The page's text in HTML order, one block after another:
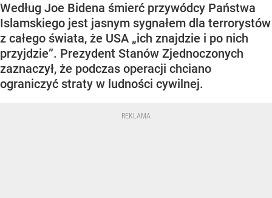
Według Joe Bidena śmierć przywódcy Państwa
Islamskiego jest jasnym sygnałem dla terrorystów
z całego świata, że USA „ich znajdzie i po nich
przyjdzie”. Prezydent Stanów Zjednoczonych
zaznaczył, że podczas operacji chciano
ograniczyć straty w ludności cywilnej.